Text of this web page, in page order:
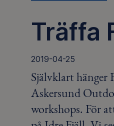
Träffa
2019-04-25
Självklart hänger
Askersund
workshops. För